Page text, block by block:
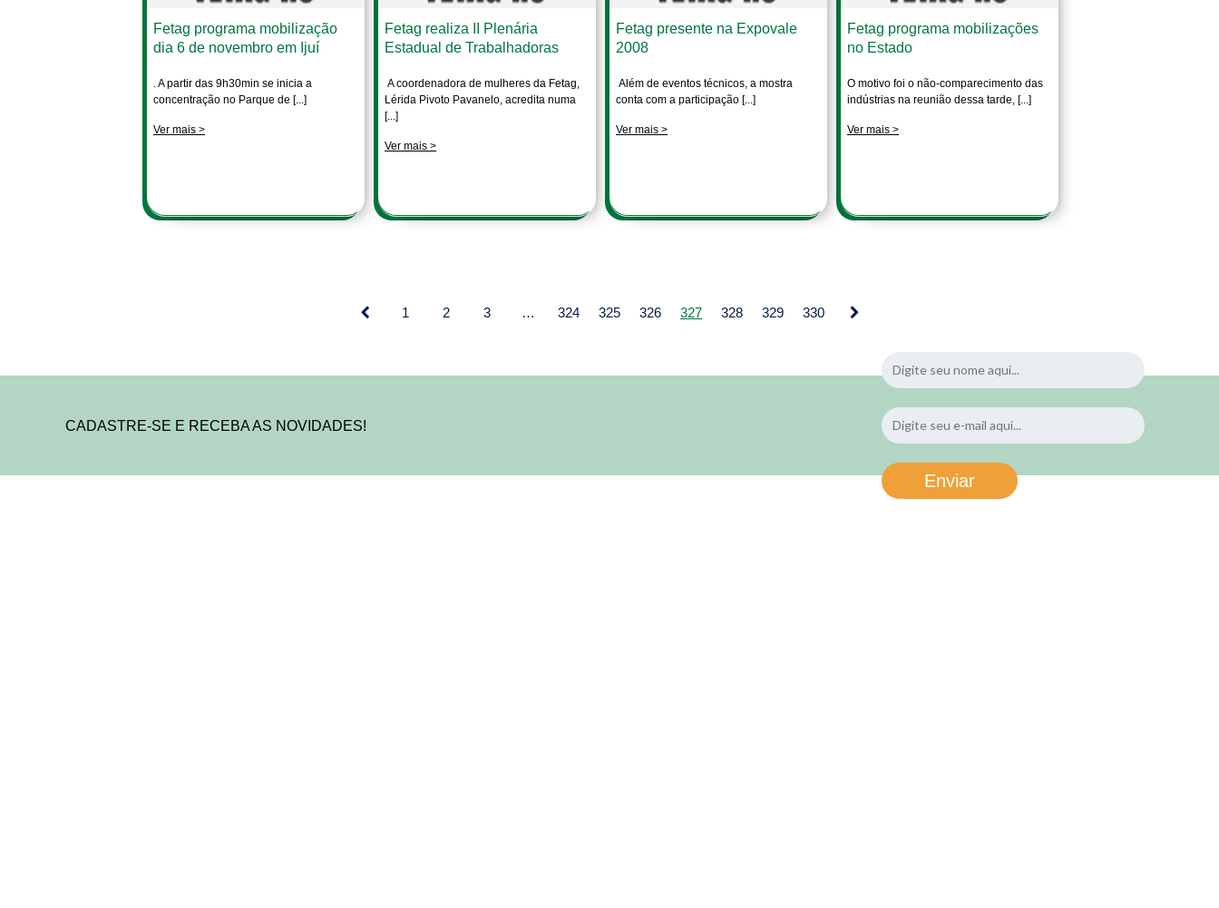
Fetag programa mobilização
dia 6 de novembro em Ijuí
. A partir das 9h30min se inicia a
concentração no Parque de [...]
Ver mais >
Fetag realiza II Plenária
Estadual de Trabalhadoras
A coordenadora de mulheres da Fetag,
Lérida Pivoto Pavanelo, acredita numa
[...]
Ver mais >
Fetag presente na Expovale
2008
Além de eventos técnicos, a mostra
conta com a participação [...]
Ver mais >
Fetag programa mobilizações
no Estado
O motivo foi o não-comparecimento das
indústrias na reunião dessa tarde, [...]
Ver mais >
1 2 3 … 324 325 326 327 328 329 330
CADASTRE-SE E RECEBA AS NOVIDADES!